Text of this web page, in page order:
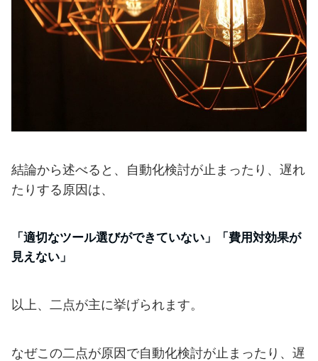
結論から述べると、自動化検討が止まったり、遅れ
たりする原因は、
「適切なツール選びができていない」「費用対効果が
見えない」
以上、二点が主に挙げられます。
なぜこの二点が原因で自動化検討が止まったり、遅